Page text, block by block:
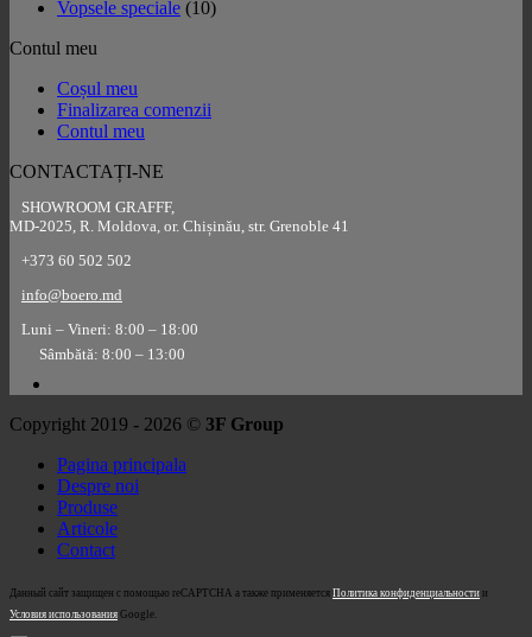
Vopsele speciale (10)
Contul meu
Coșul meu
Finalizarea comenzii
Contul meu
CONTACTAȚI-NE
SHOWROOM GRAFFF,
MD-2025, R. Moldova, or. Chișinău, str. Grenoble 41
+373 60 502 502
info@boero.md
Luni – Vineri: 8:00 – 18:00
Sâmbătă: 8:00 – 13:00
Copyright 2019 - 2026 © 3F Group
Pagina principala
Despre noi
Produse
Articole
Contact
Данный сайт защищен с помощью reCAPTCHA а также применяется Политика конфиденциальности и
Условия использования Google.